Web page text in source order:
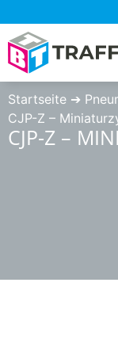
Startseite ➔
CJP-Z –
CJP-Z –